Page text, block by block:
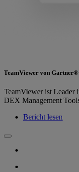
TeamViewer von Gartner®
TeamViewer ist
DEX Management
Bericht lesen